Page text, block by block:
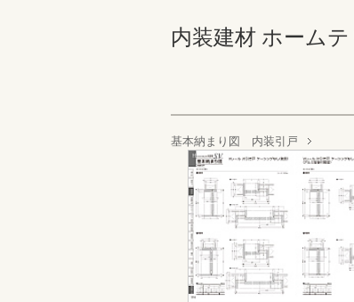
内装建材 ホーム
基本納まり図 内装引戸